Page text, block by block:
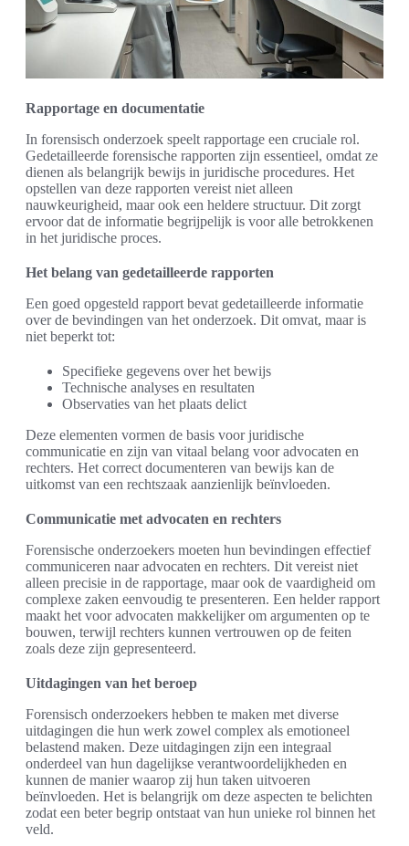
Rapportage en documentatie
In forensisch onderzoek speelt rapportage een cruciale rol.
Gedetailleerde forensische rapporten zijn essentieel, omdat ze
dienen als belangrijk bewijs in juridische procedures. Het
opstellen van deze rapporten vereist niet alleen
nauwkeurigheid, maar ook een heldere structuur. Dit zorgt
ervoor dat de informatie begrijpelijk is voor alle betrokkenen
in het juridische proces.
Het belang van gedetailleerde rapporten
Een goed opgesteld rapport bevat gedetailleerde informatie
over de bevindingen van het onderzoek. Dit omvat, maar is
niet beperkt tot:
Specifieke gegevens over het bewijs
Technische analyses en resultaten
Observaties van het plaats delict
Deze elementen vormen de basis voor juridische
communicatie en zijn van vitaal belang voor advocaten en
rechters. Het correct documenteren van bewijs kan de
uitkomst van een rechtszaak aanzienlijk beïnvloeden.
Communicatie met advocaten en rechters
Forensische onderzoekers moeten hun bevindingen effectief
communiceren naar advocaten en rechters. Dit vereist niet
alleen precisie in de rapportage, maar ook de vaardigheid om
complexe zaken eenvoudig te presenteren. Een helder rapport
maakt het voor advocaten makkelijker om argumenten op te
bouwen, terwijl rechters kunnen vertrouwen op de feiten
zoals deze zijn gepresenteerd.
Uitdagingen van het beroep
Forensisch onderzoekers hebben te maken met diverse
uitdagingen die hun werk zowel complex als emotioneel
belastend maken. Deze uitdagingen zijn een integraal
onderdeel van hun dagelijkse verantwoordelijkheden en
kunnen de manier waarop zij hun taken uitvoeren
beïnvloeden. Het is belangrijk om deze aspecten te belichten
zodat een beter begrip ontstaat van hun unieke rol binnen het
veld.